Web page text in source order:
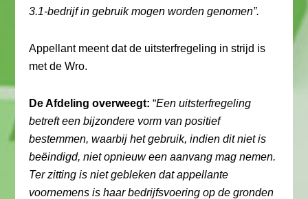
3.1-bedrijf in gebruik mogen worden genomen”.
Appellant meent dat de uitsterfregeling in strijd is
met de Wro.
De Afdeling overweegt:“Een uitsterfregeling
betreft een bijzondere vorm van positief
bestemmen, waarbij het gebruik, indien dit niet is
beëindigd, niet opnieuw een aanvang mag nemen.
Ter zitting is niet gebleken dat appellante
voornemens is haar bedrijfsvoering op de gronden